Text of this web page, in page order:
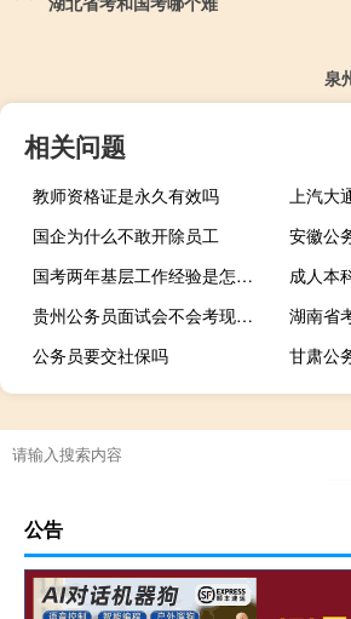
泉
相关问题
教师资格证是永久有效吗
上汽大
国企为什么不敢开除员工
安徽公
国考两年基层工作经验是怎么算的
贵州公务员面试会不会考现场模拟题目
湖南省
公务员要交社保吗
公告